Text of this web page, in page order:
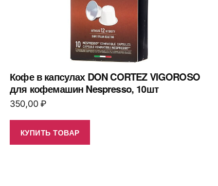
Кофе в капсулах DON CORTEZ VIGOROSO
для кофемашин Nespresso, 10шт
350,00₽
КУПИТЬ ТОВАР